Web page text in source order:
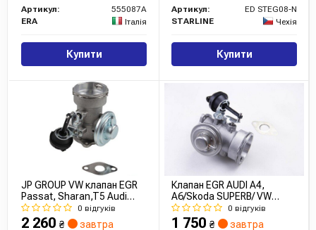
Артикул:
555087A
ERA
Італія
Купити
Артикул:
ED STEG08-N
STARLINE
Чехія
Купити
JP GROUP VW клапан EGR
Passat, Sharan,T5 Audi
A4/6,Seat
0 відгуків
2 260 ₴ завтра
Клапан EGR AUDI A4,
A6/Skoda SUPERB/ VW
T5,MULTIVAN V, PASSAT
1.9D 00-10
0 відгуків
1 750 ₴ завтра